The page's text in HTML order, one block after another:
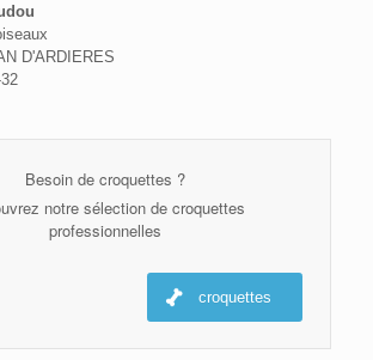
D'ARDIERES
Besoin de croquettes ?
notre sélection de croquettes
professionnelles
croquettes